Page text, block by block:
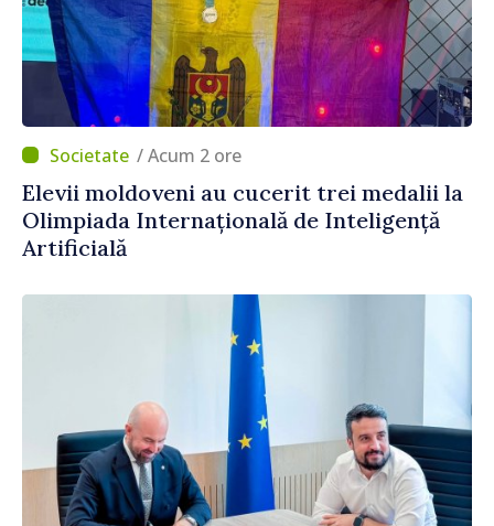
/ Acum 2 ore
Elevii moldoveni au cucerit trei medalii la
Olimpiada Internațională de Inteligență
Artificială